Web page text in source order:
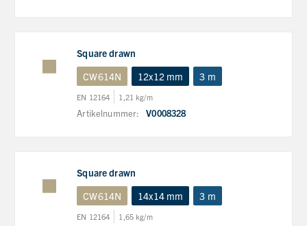
Square drawn
CW614N
12x12 mm 3 m
EN 12164 1,21 kg/m
Artikelnummer: V0008328
Square drawn
CW614N
14x14 mm 3 m
EN 12164 1,65 kg/m